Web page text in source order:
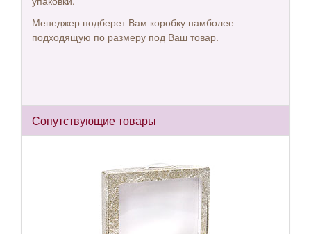
Менеджер подберет Вам коробку намболее
подходящую по размеру под Ваш товар.
Сопутствующие товары